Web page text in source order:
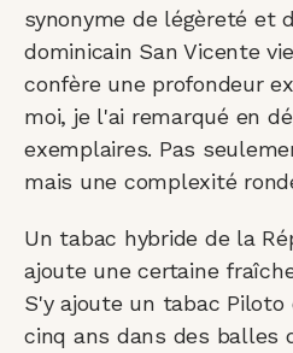
synonyme de légèreté et
dominicain San Vicente
confère une profondeur
moi, je l'ai remarqué en
exemplaires. Pas
mais une complexité
Un tabac hybride de la
ajoute une certaine
S'y ajoute un tabac
cinq ans dans des balles